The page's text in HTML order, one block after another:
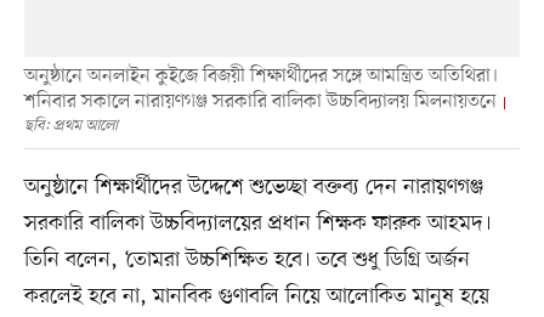
অনুষ্ঠানে অনলাইন কুইজে বিজয়ী শিক্ষার্থীদের সঙ্গে আমন্ত্রিত অতিথিরা।
শনিবার সকালে নারায়ণগঞ্জ সরকারি বালিকা উচ্চবিদ্যালয় মিলনায়তনে
ছবি: প্রথম আলো
অনুষ্ঠানে শিক্ষার্থীদের উদ্দেশে শুভেচ্ছা বক্তব্য দেন নারায়ণগঞ্জ
সরকারি বালিকা উচ্চবিদ্যালয়ের প্রধান শিক্ষক ফারুক আহমদ।
তিনি বলেন, ‘তোমরা উচ্চশিক্ষিত হবে। তবে শুধু ডিগ্রি অর্জন
করলেই হবে না, মানবিক গুণাবলি নিয়ে আলোকিত মানুষ হয়ে